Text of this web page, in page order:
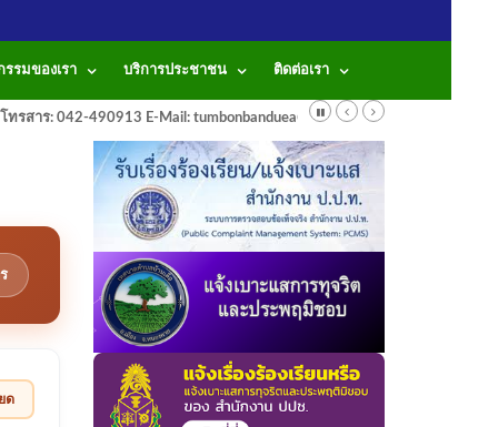
รรมของเรา บริการประชาชน ติดต่อเรา
สาร: 042-490913 E-Mail: tumbonbanduea@gmail.com
ด